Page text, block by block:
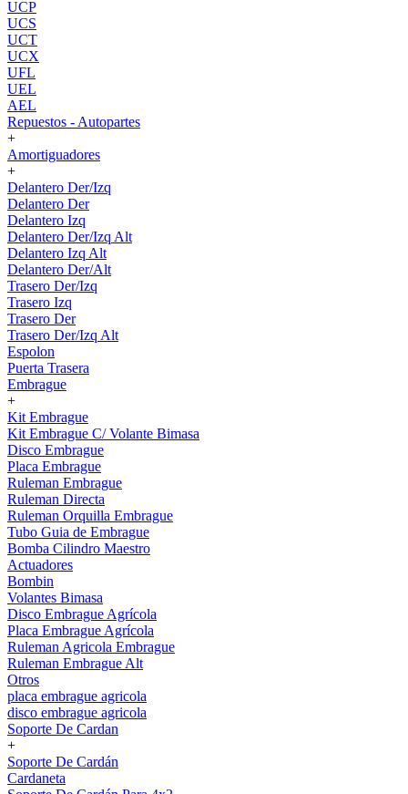
UCP
UCS
UCT
UCX
UFL
UEL
AEL
Repuestos - Autopartes
+
Amortiguadores
+
Delantero Der/Izq
Delantero Der
Delantero Izq
Delantero Der/Izq Alt
Delantero Izq Alt
Delantero Der/Alt
Trasero Der/Izq
Trasero Izq
Trasero Der
Trasero Der/Izq Alt
Espolon
Puerta Trasera
Embrague
+
Kit Embrague
Kit Embrague C/ Volante Bimasa
Disco Embrague
Placa Embrague
Ruleman Embrague
Ruleman Directa
Ruleman Orquilla Embrague
Tubo Guia de Embrague
Bomba Cilindro Maestro
Actuadores
Bombin
Volantes Bimasa
Disco Embrague Agrícola
Placa Embrague Agrícola
Ruleman Agricola Embrague
Ruleman Embrague Alt
Otros
placa embrague agricola
disco embrague agricola
Soporte De Cardan
+
Soporte De Cardán
Cardaneta